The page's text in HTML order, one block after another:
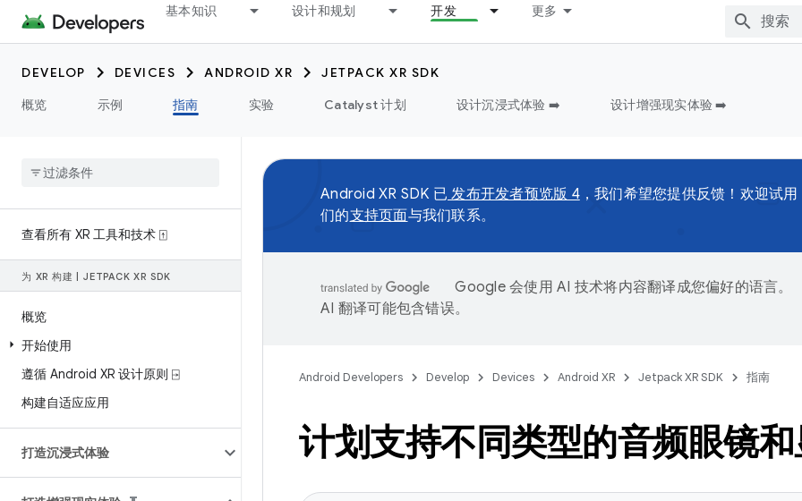
基本知识 设计和规划 开发 更多
DEVELOP DEVICES ANDROID XR
JETPACK XR SDK
概览
示例 指南 实验 Catalyst 计划 设计沉浸式体验 ➡️ 设计增强现实体验 ➡️
查看所有 XR 工具和技术 ⍐
为 XR 构建 JETPACK XR SDK
概览
开始使用
遵循 Android XR 设计原则 ⍈
构建自适应应用
打造沉浸式体验
Android XR SDK 已 发布开发者预览版 4，我们希望您提供反馈！欢迎试
们的支持页面与我们联系。
Google 会使用 AI 技术将内容翻译成您偏好的语言。
AI 翻译可能包含错误。
Android Developers Develop Devices Android XR Jetpack XR SDK 指南
计划支持不同类型的音频眼镜